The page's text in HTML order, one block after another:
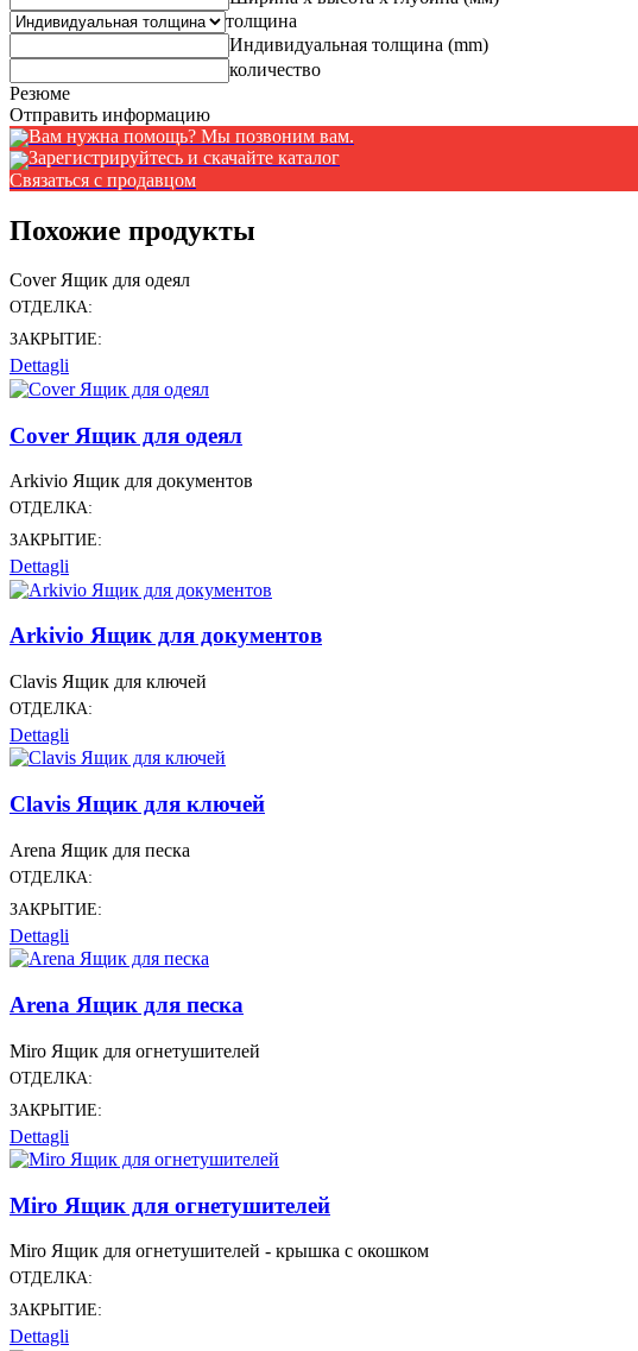
толщина
Индивидуальная толщина (mm)
количество
Резюме
Отправить информацию
Вам нужна помощь? Мы позвоним вам.
Зарегистрируйтесь и скачайте каталог
Связаться с продавцом
Похожие продукты
Cover Ящик для одеял
ОТДЕЛКА:
ЗАКРЫТИЕ:
Dettagli
Cover Ящик для одеял
Arkivio Ящик для документов
ОТДЕЛКА:
ЗАКРЫТИЕ:
Dettagli
Arkivio Ящик для документов
Clavis Ящик для ключей
ОТДЕЛКА:
Dettagli
Clavis Ящик для ключей
Arena Ящик для песка
ОТДЕЛКА:
ЗАКРЫТИЕ:
Dettagli
Arena Ящик для песка
Miro Ящик для огнетушителей
ОТДЕЛКА:
ЗАКРЫТИЕ:
Dettagli
Miro Ящик для огнетушителей
Miro Ящик для огнетушителей - крышка с окошком
ОТДЕЛКА:
ЗАКРЫТИЕ:
Dettagli